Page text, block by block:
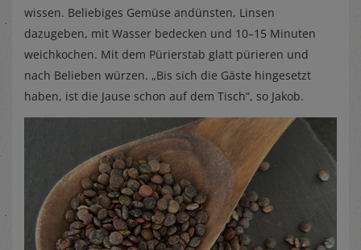
wissen. Beliebiges Gemüse andünsten, Linsen
dazugeben, mit Wasser bedecken und 10–15 Minuten
weichkochen. Mit dem Pürierstab glatt pürieren und
nach Belieben würzen. „Bis sich die Gäste hingesetzt
haben, ist die Jause schon auf dem Tisch“, so Jakob.